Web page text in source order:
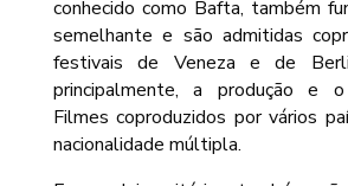
conhecido como Bafta, também
semelhante e são admitidas
festivais de Veneza e de
principalmente, a produção e o
Filmes coproduzidos por vários
nacionalidade múltipla.